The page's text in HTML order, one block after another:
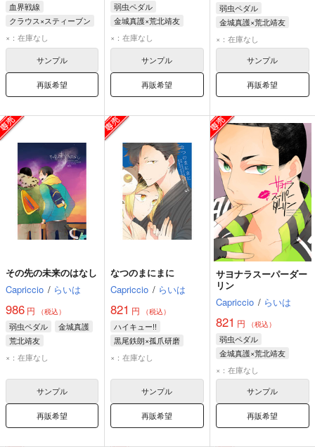
血界戦線
クラウス×スティーブン
スティーブン・A・スターフェイズ
×：在庫なし
サンプル
再販希望
弱虫ペダル
金城真護×荒北靖友
荒北靖友
×：在庫なし
サンプル
再販希望
弱虫ペダル
金城真護×荒北靖友
金城真護
新開隼人
×：在庫なし
サンプル
再販希望
その先の未来のはなし
Capriccio / らいは
986 円 （税込）
弱虫ペダル
金城真護
荒北靖友
×：在庫なし
サンプル
再販希望
なつのまにまに
Capriccio / らいは
821 円 （税込）
ハイキュー!!
黒尾鉄朗×孤爪研磨
黒尾鉄朗
×：在庫なし
サンプル
再販希望
サヨナラスーパーダー
リン
Capriccio / らいは
821 円 （税込）
弱虫ペダル
金城真護×荒北靖友
荒北靖友
×：在庫なし
サンプル
再販希望